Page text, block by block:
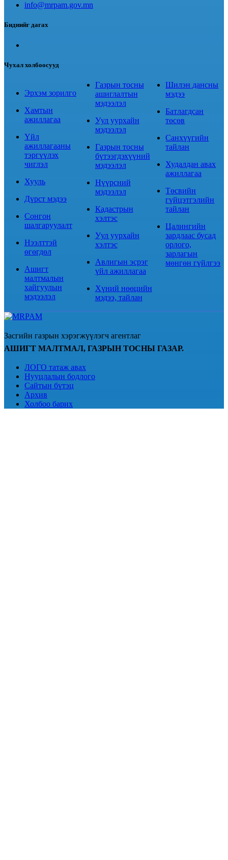
info@mrpam.gov.mn
Биднийг дагах
Чухал холбоосууд
Эрхэм зорилго
Хамтын
ажиллагаа
Үйл
ажиллагааны
тэргүүлэх
чиглэл
Хууль
Дүрст мэдээ
Сонгон
шалгаруулалт
Нээлттэй
өгөгдөл
Ашигт
малтмалын
хайгуулын
мэдээлэл
Газрын тосны
ашиглалтын
мэдээлэл
Уул уурхайн
мэдээлэл
Газрын тосны
бүтээгдэхүүний
мэдээлэл
Нүүрсний
мэдээлэл
Кадастрын
хэлтэс
Уул уурхайн
хэлтэс
Авлигын эсрэг
үйл ажиллагаа
Хүний нөөцийн
мэдээ, тайлан
Шилэн дансны
мэдээ
Батлагдсан
төсөв
Санхүүгийн
тайлан
Худалдан авах
ажиллагаа
Төсвийн
гүйцэтгэлийн
тайлан
Цалингийн
зардлаас бусад
орлого,
зарлагын
мөнгөн гүйлгээ
Засгийн газрын хэрэгжүүлэгч агентлаг
АШИГТ МАЛТМАЛ, ГАЗРЫН ТОСНЫ ГАЗАР.
ЛОГО татаж авах
Нууцлалын бодлого
Сайтын бүтэц
Архив
Холбоо барих